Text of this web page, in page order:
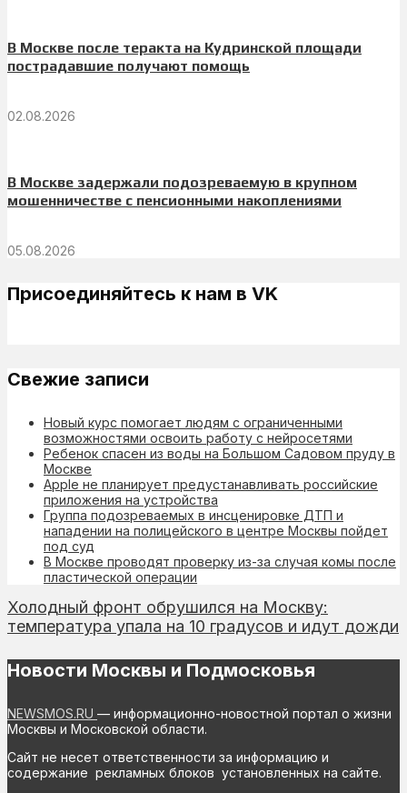
В Москве после теракта на Кудринской площади
пострадавшие получают помощь
02.08.2026
В Москве задержали подозреваемую в крупном
мошенничестве с пенсионными накоплениями
05.08.2026
Присоединяйтесь к нам в VK
Свежие записи
Новый курс помогает людям с ограниченными
возможностями освоить работу с нейросетями
Ребенок спасен из воды на Большом Садовом пруду в
Москве
Apple не планирует предустанавливать российские
приложения на устройства
Группа подозреваемых в инсценировке ДТП и
нападении на полицейского в центре Москвы пойдет
под суд
В Москве проводят проверку из-за случая комы после
пластической операции
Холодный фронт обрушился на Москву:
температура упала на 10 градусов и идут дожди
Новости Москвы и Подмосковья
NEWSMOS.RU — информационно-новостной портал о жизни
Москвы и Московской области.
Сайт не несет ответственности за информацию и
содержание рекламных блоков установленных на сайте.